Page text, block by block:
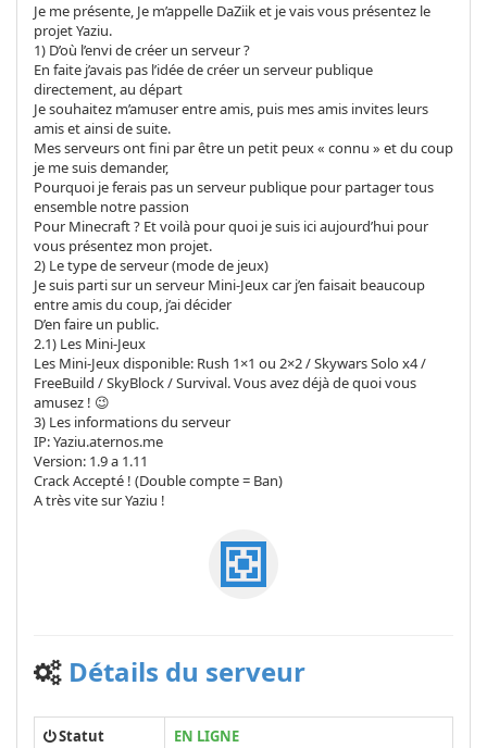
Je me présente, Je m’appelle DaZiik et je vais vous présentez le
projet Yaziu.
1) D’où l’envi de créer un serveur ?
En faite j’avais pas l’idée de créer un serveur publique
directement, au départ
Je souhaitez m’amuser entre amis, puis mes amis invites leurs
amis et ainsi de suite.
Mes serveurs ont fini par être un petit peux « connu » et du coup
je me suis demander,
Pourquoi je ferais pas un serveur publique pour partager tous
ensemble notre passion
Pour Minecraft ? Et voilà pour quoi je suis ici aujourd’hui pour
vous présentez mon projet.
2) Le type de serveur (mode de jeux)
Je suis parti sur un serveur Mini-Jeux car j’en faisait beaucoup
entre amis du coup, j’ai décider
D’en faire un public.
2.1) Les Mini-Jeux
Les Mini-Jeux disponible: Rush 1×1 ou 2×2 / Skywars Solo x4 /
FreeBuild / SkyBlock / Survival. Vous avez déjà de quoi vous
amusez ! 😉
3) Les informations du serveur
IP: Yaziu.aternos.me
Version: 1.9 a 1.11
Crack Accepté ! (Double compte = Ban)
A très vite sur Yaziu !
Détails du serveur
Statut EN LIGNE